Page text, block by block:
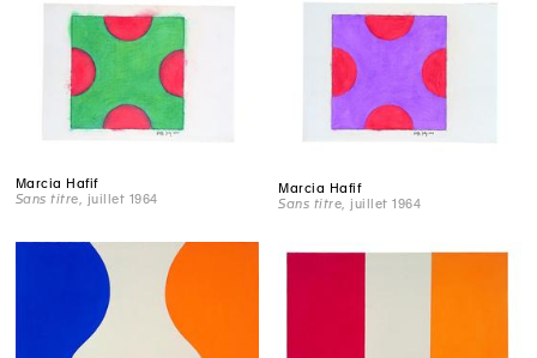
Marcia Hafif
Sans titre, juillet 1964
Marcia Hafif
Sans titre, juillet 1964